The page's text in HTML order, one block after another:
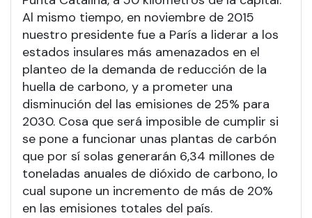
Al mismo tiempo, en noviembre de 2015
nuestro presidente fue a París a liderar a los
estados insulares más amenazados en el
planteo de la demanda de reducción de la
huella de carbono, y a prometer una
disminución del las emisiones de 25% para
2030. Cosa que será imposible de cumplir si
se pone a funcionar unas plantas de carbón
que por sí solas generarán 6,34 millones de
toneladas anuales de dióxido de carbono, lo
cual supone un incremento de más de 20%
en las emisiones totales del país.